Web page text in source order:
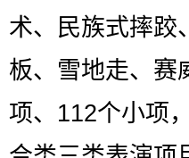
术、民族式摔跤
板、雪地走、赛
项、112个小项